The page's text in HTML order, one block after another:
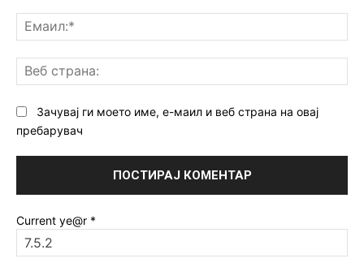
Зачувај ги моето име, е-маил и веб страна на овај
пребарувач
Current ye@r *